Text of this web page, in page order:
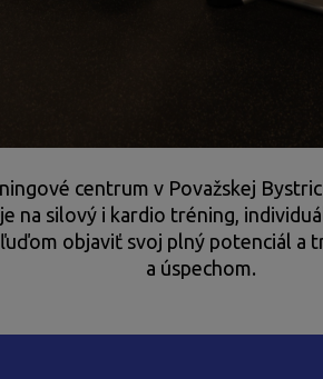
centrum v Považskej
na silový i kardio tréning,
objaviť svoj plný potenciál a
a úspechom.